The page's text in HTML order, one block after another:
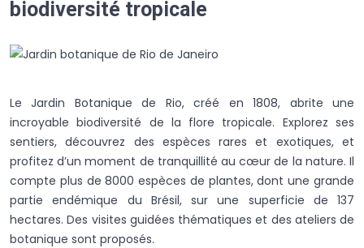
biodiversité tropicale
Le Jardin Botanique de Rio, créé en 1808, abrite une
incroyable biodiversité de la flore tropicale. Explorez ses
sentiers, découvrez des espèces rares et exotiques, et
profitez d’un moment de tranquillité au cœur de la nature. Il
compte plus de 8000 espèces de plantes, dont une grande
partie endémique du Brésil, sur une superficie de 137
hectares. Des visites guidées thématiques et des ateliers de
botanique sont proposés.